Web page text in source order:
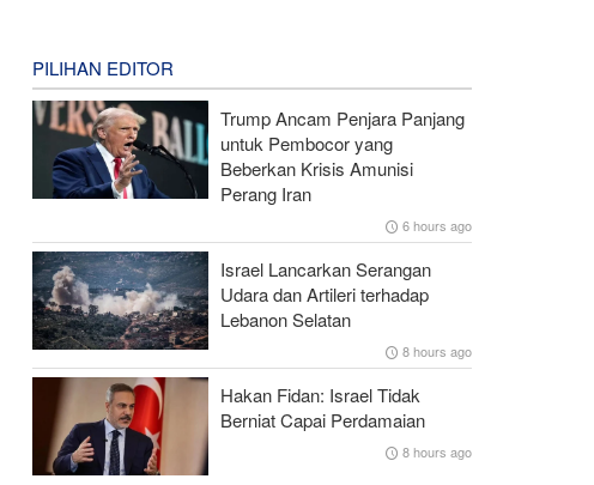
PILIHAN EDITOR
Trump Ancam Penjara Panjang
untuk Pembocor yang
Beberkan Krisis Amunisi
Perang Iran
6 hours ago
Israel Lancarkan Serangan
Udara dan Artileri terhadap
Lebanon Selatan
8 hours ago
Hakan Fidan: Israel Tidak
Berniat Capai Perdamaian
8 hours ago